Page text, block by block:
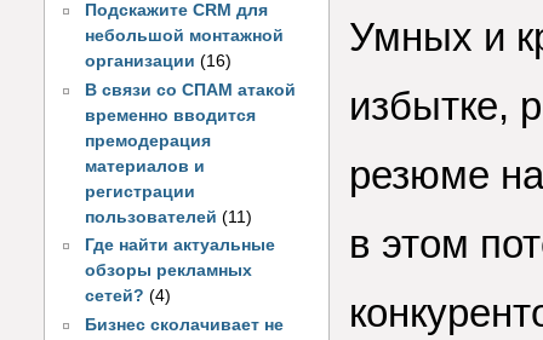
Подскажите CRM для
небольшой монтажной
организации (16)
В связи со СПАМ атакой
временно вводится
премодерация
материалов и
регистрации
пользователей(11)
Где найти актуальные
обзоры рекламных
сетей? (4)
Бизнес сколачивает не
Умных и
избытке,
резюме
в этом